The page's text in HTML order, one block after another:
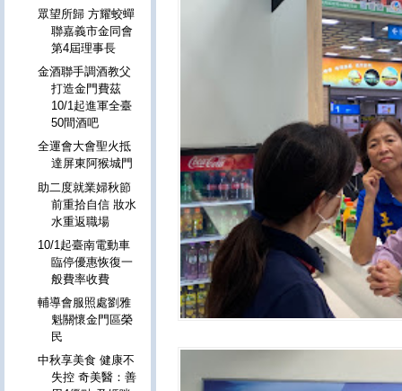
眾望所歸 方耀蛟蟬
聯嘉義市金同會
第4屆理事長
金酒聯手調酒教父
打造⾦門費茲
10/1起進軍全臺
50間酒吧
全運會大會聖火抵
達屏東阿猴城門
助二度就業婦秋節
前重拾自信 妝水
水重返職場
10/1起臺南電動車
臨停優惠恢復一
般費率收費
輔導會服照處劉雅
魁關懷金門區榮
民
中秋享美食 健康不
失控 奇美醫：善